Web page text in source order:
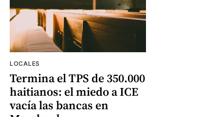
LOCALES
Termina el TPS de 350.000
haitianos: el miedo a ICE
vacía las bancas en